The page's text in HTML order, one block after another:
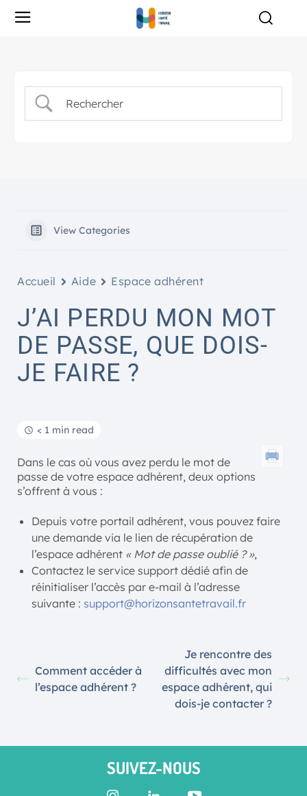
View Categories
Accueil Aide Espace adhérent
J’AI PERDU MON MOT
DE PASSE, QUE DOIS-
JE FAIRE ?
< 1 min read
Dans le cas où vous avez perdu le mot de
passe de votre espace adhérent, deux options
s’offrent à vous :
Depuis votre portail adhérent, vous pouvez faire
une demande via le lien de récupération de
l’espace adhérent « Mot de passe oublié ? »,
Contactez le service support dédié afin de
réinitialiser l’accès par e-mail à l’adresse
suivante : support@horizonsantetravail.fr
Comment accéder à
l’espace adhérent ?
Je rencontre des
difficultés avec mon
espace adhérent, qui
dois-je contacter ?
SUIVEZ-NOUS